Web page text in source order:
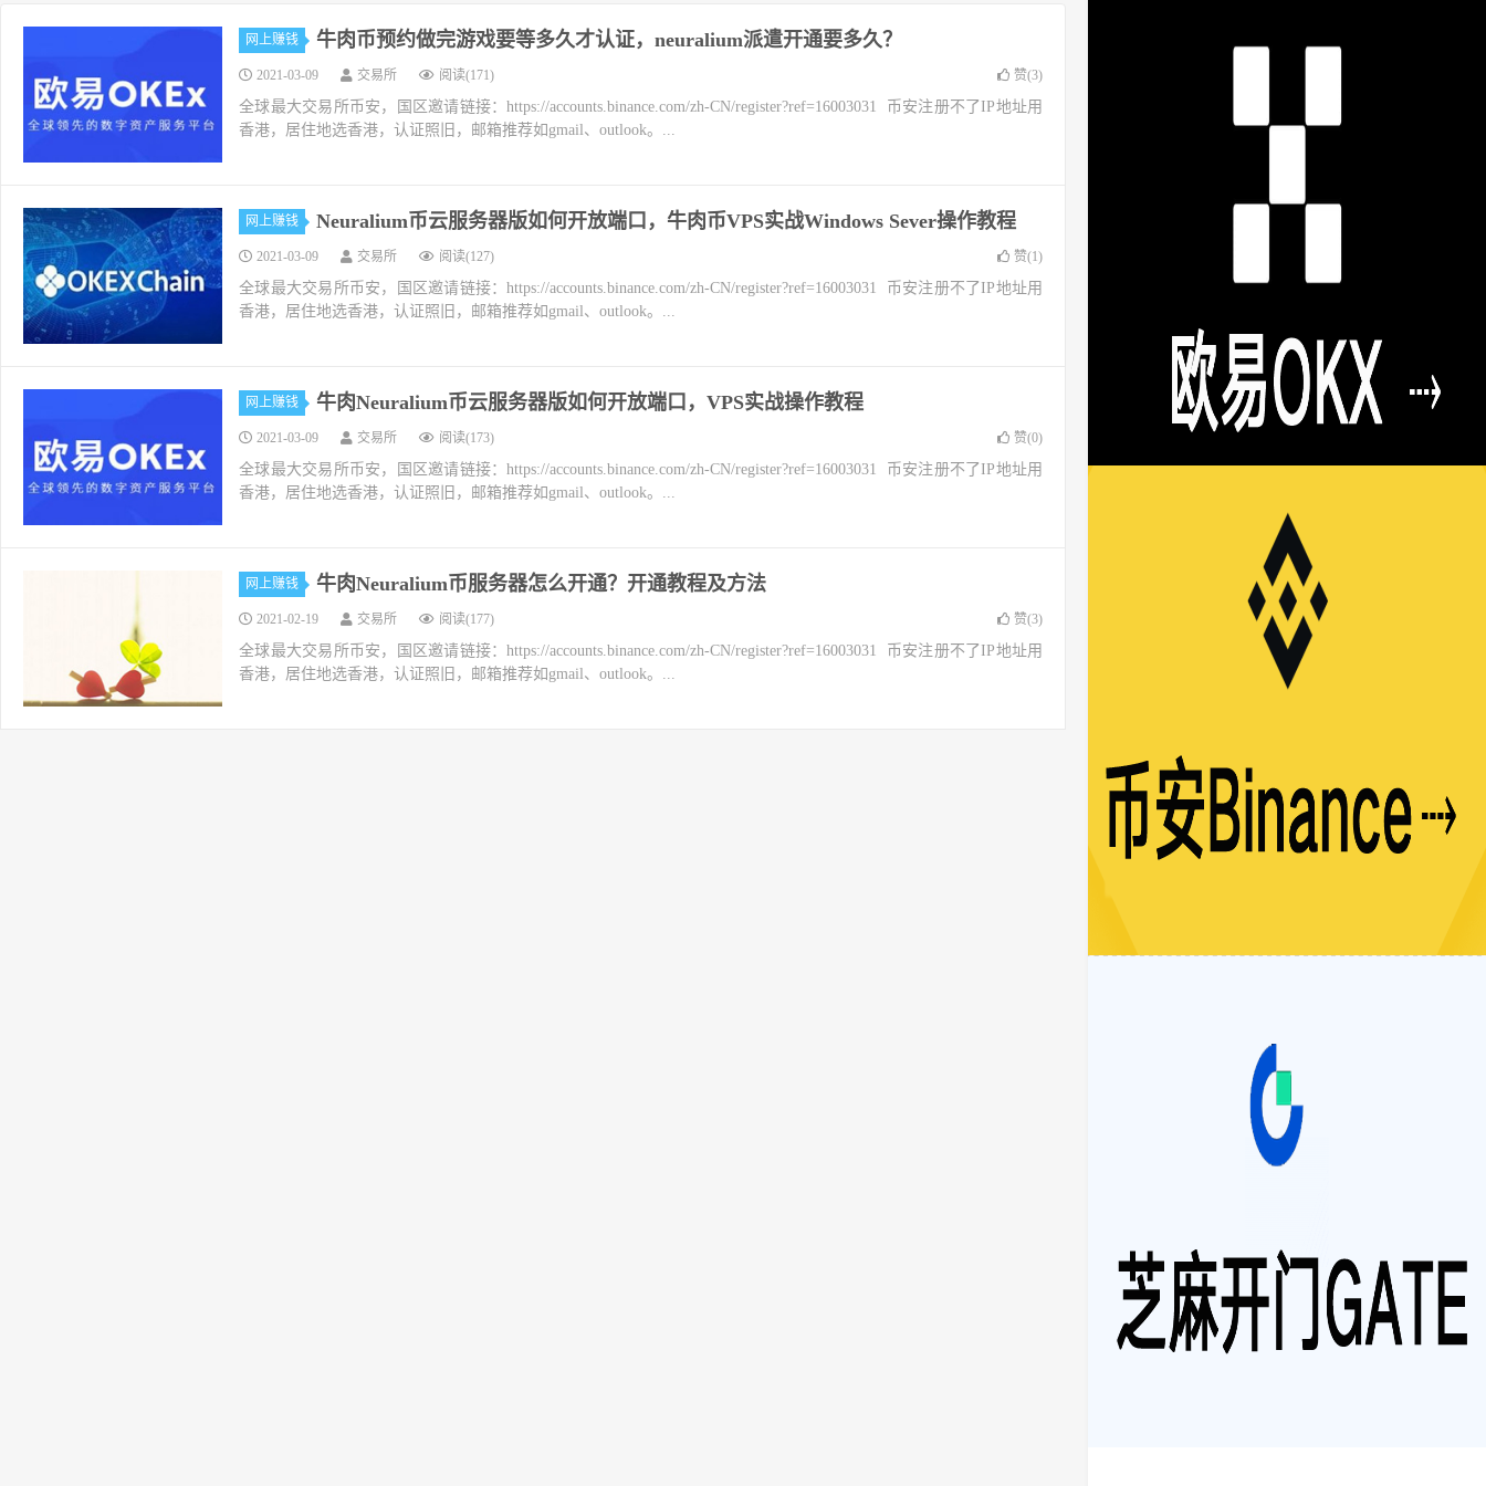
网上赚钱 牛肉币预约做完游戏要等多久才认证，neuralium派遣开通要多久？
2021-03-09 交易所 阅读(171) 赞(3)
全球最大交易所币安，国区邀请链接：https://accounts.binance.com/zh-CN/register?ref=16003031 币安注册不了IP地址用
香港，居住地选香港，认证照旧，邮箱推荐如gmail、outlook。...
网上赚钱 Neuralium币云服务器版如何开放端口，牛肉币VPS实战Windows Sever操作教程
2021-03-09 交易所 阅读(127) 赞(1)
全球最大交易所币安，国区邀请链接：https://accounts.binance.com/zh-CN/register?ref=16003031 币安注册不了IP地址用
香港，居住地选香港，认证照旧，邮箱推荐如gmail、outlook。...
网上赚钱 牛肉Neuralium币云服务器版如何开放端口，VPS实战操作教程
2021-03-09 交易所 阅读(173) 赞(0)
全球最大交易所币安，国区邀请链接：https://accounts.binance.com/zh-CN/register?ref=16003031 币安注册不了IP地址用
香港，居住地选香港，认证照旧，邮箱推荐如gmail、outlook。...
网上赚钱 牛肉Neuralium币服务器怎么开通？开通教程及方法
2021-02-19 交易所 阅读(177) 赞(3)
全球最大交易所币安，国区邀请链接：https://accounts.binance.com/zh-CN/register?ref=16003031 币安注册不了IP地址用
香港，居住地选香港，认证照旧，邮箱推荐如gmail、outlook。...